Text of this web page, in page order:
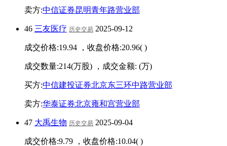
卖方:中信证券昆明青年路营业部
46 三友医疗 历史交易 2025-09-12
成交价格:19.94 ，收盘价格:20.96( )
成交数量:214(万股) ，成交金额: (万)
买方:中信建投证券北京东三环中路营业部
卖方:华泰证券北京雍和宫营业部
47 大禹生物 历史交易 2025-09-04
成交价格:9.79 ，收盘价格:10.04( )